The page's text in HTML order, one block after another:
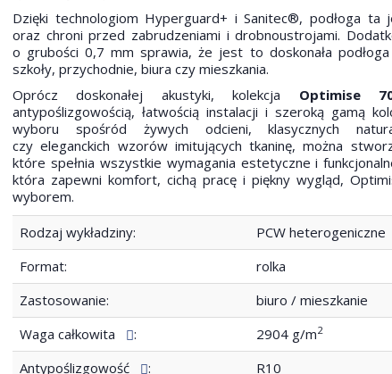
Dzięki technologiom Hyperguard+ i Sanitec®, podłoga ta
oraz chroni przed zabrudzeniami i drobnoustrojami.
o grubości 0,7 mm sprawia, że jest to doskonała
szkoły, przychodnie, biura czy mieszkania.
Oprócz doskonałej akustyki, kolekcja Optimise
antypoślizgowością, łatwością instalacji i szeroką gamą
wyboru spośród żywych odcieni, klasycznych
czy eleganckich wzorów imitujących tkaninę, można
które spełnia wszystkie wymagania estetyczne i
która zapewni komfort, cichą pracę i piękny wygląd,
wyborem.
Rodzaj wykładziny:
PCW heterogeniczne
Format:
rolka
Zastosowanie:
biuro / mieszkanie
Waga całkowita
: 2904 g/m2
Antypoślizgowość :
R10